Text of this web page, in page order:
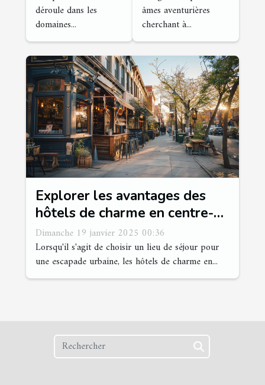
déroule dans les
domaines...
tranquillité
âmes aventurières
cherchant à...
Explorer les avantages des
hôtels de charme en centre-
ville pour un séjour idéal
Dimanche 19 janvier 2025 00:36
Lorsqu'il s'agit de choisir un lieu de séjour pour
une escapade urbaine, les hôtels de charme en...